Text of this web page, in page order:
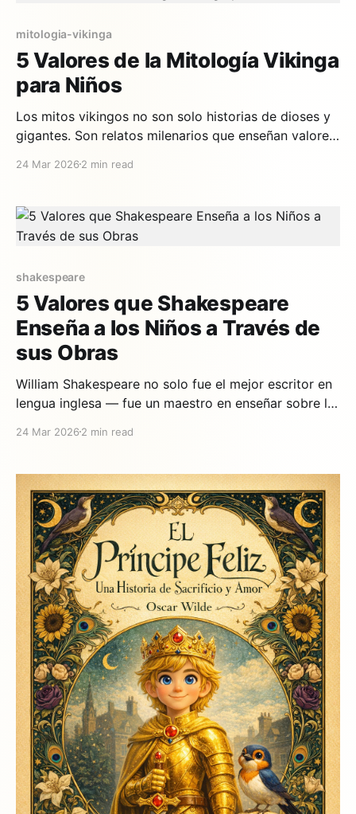
mitologia-vikinga
5 Valores de la Mitología Vikinga
para Niños
Los mitos vikingos no son solo historias de dioses y
gigantes. Son relatos milenarios que enseñan valores
En Cuentautor hemos adaptado 13 mitos nórdicos
sagas con un lenguaje accesible para los más
pequeños.
24 Mar 2026 2 min read
shakespeare
5 Valores que Shakespeare
Enseña a los Niños a Través de
sus Obras
William Shakespeare no solo fue el mejor escritor en
lengua inglesa — fue un maestro en enseñar sobre la
400 años, siguen siendo relevantes porque exploran
Cuentautor, hemos adaptado 14 de sus obras para
niños, manteniendo
24 Mar 2026 2 min read